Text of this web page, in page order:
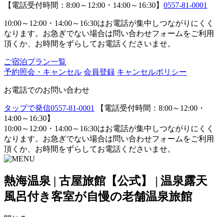
【電話受付時間：8:00～12:00・14:00～16:30】 0557-81-0001
10:00～12:00・14:00～16:30はお電話が集中しつながりにくく
なります。お急ぎでない場合は問い合わせフォームをご利用
頂くか、お時間をずらしてお電話くださいませ。
ご宿泊プラン一覧
予約照会・キャンセル 会員登録 キャンセルポリシー
お電話でのお問い合わせ
タップで発信0557-81-0001
【電話受付時間：8:00～12:00・
14:00～16:30】
10:00～12:00・14:00～16:30はお電話が集中しつながりにくく
なります。お急ぎでない場合は問い合わせフォームをご利用
頂くか、お時間をずらしてお電話くださいませ。
熱海温泉 | 古屋旅館【公式】 | 温泉露天
風呂付き客室が自慢の老舗温泉旅館